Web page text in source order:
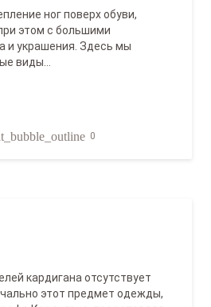
ног поверх обуви,
этом с большими
и украшения. Здесь мы
виды…
0
кардигана отсутствует
этот предмет одежды,